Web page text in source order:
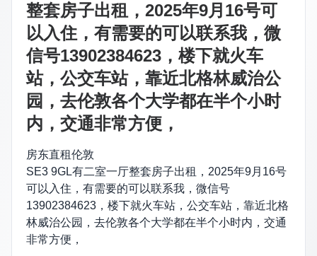
整套房子出租，2025年9月16号可
以入住，有需要的可以联系我，微
信号13902384623，楼下就火车
站，公交车站，靠近北格林威治公
园，去伦敦各个大学都在半个小时
内，交通非常方便，
房东直租伦敦
SE3 9GL有二室一厅整套房子出租，2025年9月16号
可以入住，有需要的可以联系我，微信号
13902384623，楼下就火车站，公交车站，靠近北格
林威治公园，去伦敦各个大学都在半个小时内，交通
非常方便，